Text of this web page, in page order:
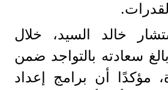
خالد السيد، خلال
سعادته بالتواجد ضمن
مؤكدًا أن برامج إعداد